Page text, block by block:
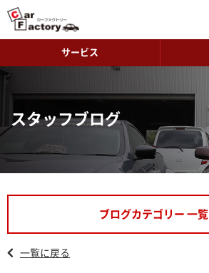
サービス
スタッフブログ
ブログカテゴリー 一覧
一覧に戻る